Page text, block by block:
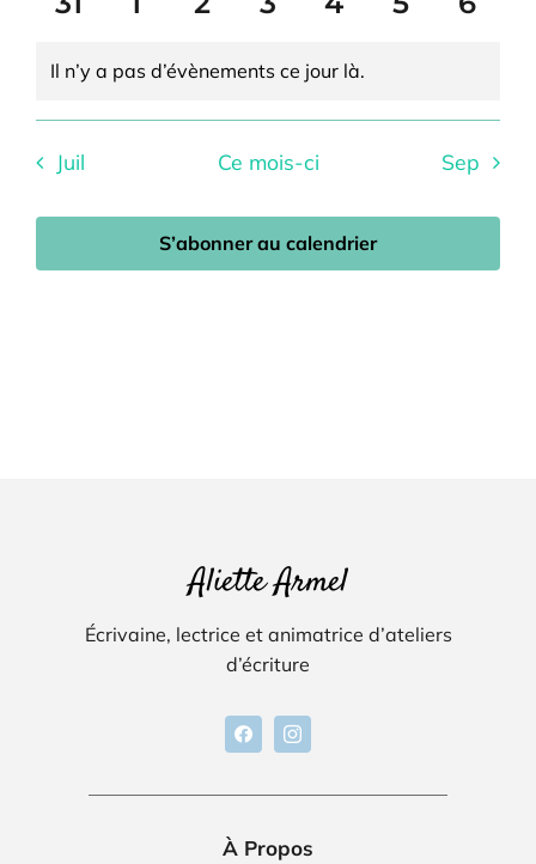
Notice
Il n’y a pas d’évènements ce jour là.
Juil Ce mois-ci Sep
S’abonner au calendrier
Aliette Armel
Écrivaine, lectrice et animatrice d’ateliers
d’écriture
À Propos